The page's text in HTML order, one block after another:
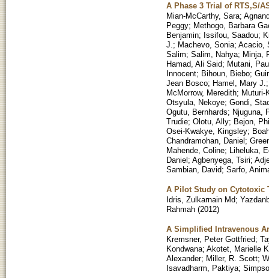
A Phase 3 Trial of RTS,S/
Mian-McCarthy, Sara;
Peggy; Methogo, Barbara
Benjamin; Issifou, Saadou;
J. ; Machevo, Sonia; Acacio,
Salim; Salim, Nahya; Minja,
Hamad, Ali Said; Mutani,
Innocent; Bihoun, Biebo;
Jean Bosco; Hamel, Mary J.
McMorrow, Meredith; Muturi-
Otsyula, Nekoye; Gondi,
Ogutu, Bernhards; Njuguna,
Trudie; Olotu, Ally; Bejon,
Osei-Kwakye, Kingsley;
Chandramohan, Daniel;
Mahende, Coline; Liheluka,
Daniel; Agbenyega, Tsiri;
Sambian, David; Sarfo,
A Pilot Study on Cytotoxic
Idris, Zulkarnain Md;
Rahmah (2012)
A Simplified Intravenous
Kremsner, Peter Gottfried;
Kondwana; Akotet, Marielle
Alexander; Miller, R. Scott;
Isavadharm, Paktiya;